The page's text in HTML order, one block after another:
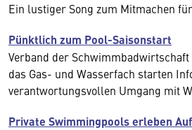
Ein lustiger Song zum Mitmachen
Pünktlich zum Pool-Saisonstart
Verband der
das Gas- und Wasserfach starten
verantwortungsvollen Umgang mit
Private Swimmingpools erleben